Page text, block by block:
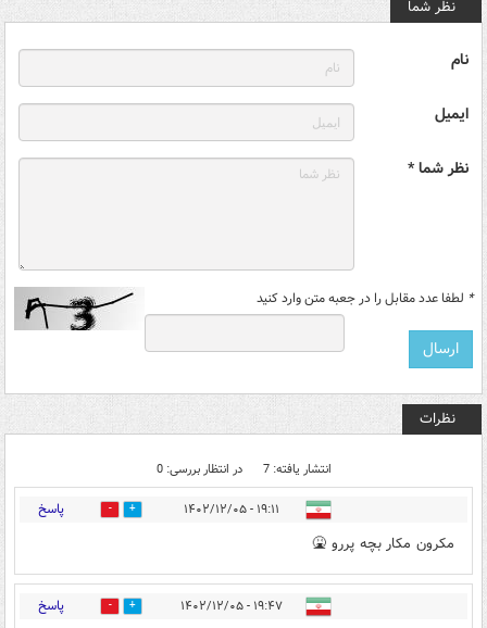
نظر شما
نام
ایمیل
نظر شما *
* لطفا عدد مقابل را در جعبه متن وارد کنید
نظرات
انتشار یافته: 7 در انتظار بررسی: 0
۱۹:۱۱ - ۱۴۰۲/۱۲/۰۵ 23 پاسخ
مکرون مکار بچه پررو 🤮
۱۹:۴۷ - ۱۴۰۲/۱۲/۰۵ 11 پاسخ